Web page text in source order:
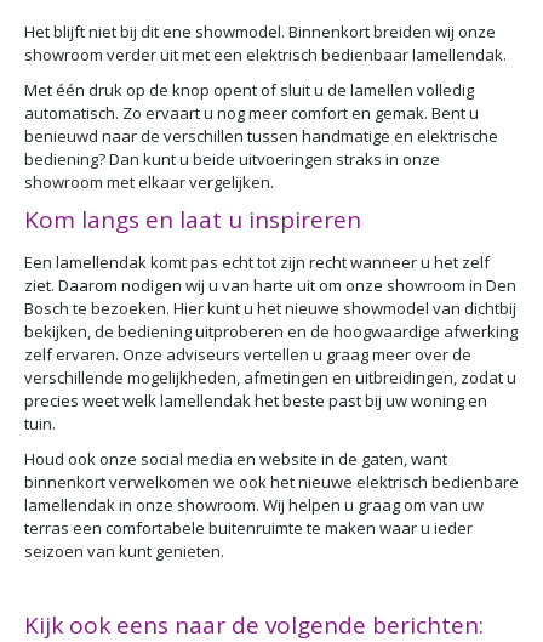
Het blijft niet bij dit ene showmodel. Binnenkort breiden wij onze
showroom verder uit met een elektrisch bedienbaar lamellendak.
Met één druk op de knop opent of sluit u de lamellen volledig
automatisch. Zo ervaart u nog meer comfort en gemak. Bent u
benieuwd naar de verschillen tussen handmatige en elektrische
bediening? Dan kunt u beide uitvoeringen straks in onze
showroom met elkaar vergelijken.
Kom langs en laat u inspireren
Een lamellendak komt pas echt tot zijn recht wanneer u het zelf
ziet. Daarom nodigen wij u van harte uit om onze showroom in Den
Bosch te bezoeken. Hier kunt u het nieuwe showmodel van dichtbij
bekijken, de bediening uitproberen en de hoogwaardige afwerking
zelf ervaren. Onze adviseurs vertellen u graag meer over de
verschillende mogelijkheden, afmetingen en uitbreidingen, zodat u
precies weet welk lamellendak het beste past bij uw woning en
tuin.
Houd ook onze social media en website in de gaten, want
binnenkort verwelkomen we ook het nieuwe elektrisch bedienbare
lamellendak in onze showroom. Wij helpen u graag om van uw
terras een comfortabele buitenruimte te maken waar u ieder
seizoen van kunt genieten.
Kijk ook eens naar de volgende berichten: